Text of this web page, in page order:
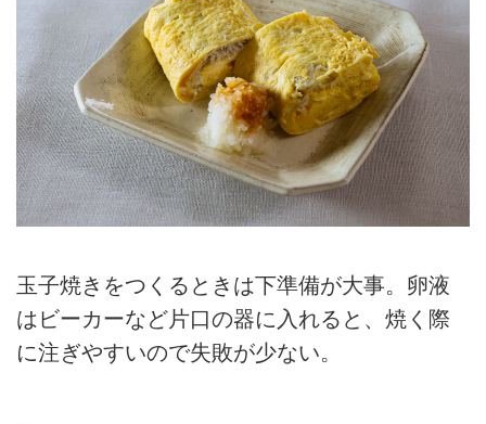
玉子焼きをつくるときは下準備が大事。卵液
はビーカーなど片口の器に入れると、焼く際
に注ぎやすいので失敗が少ない。